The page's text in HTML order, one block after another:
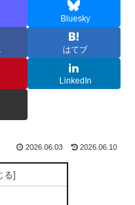
Bluesky
はてブ
LinkedIn
2026.06.03 2026.06.10